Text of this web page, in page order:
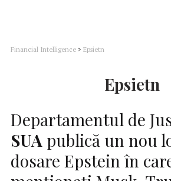
Financial Intelligence > Epsietn
Epsietn
Departamentul de
SUA publică un nou
dosare Epstein în